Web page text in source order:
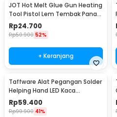
JOT Hot Melt Glue Gun Heating
Tool Pistol Lem Tembak Panas
20W - QT-302
Rp24.700
Rp50.900 52%
+ Keranjang
Taffware Alat Pegangan Solder
Helping Hand LED Kaca
Pembesar 3.5X - TE-801
Rp59.400
Rp99.900 41%